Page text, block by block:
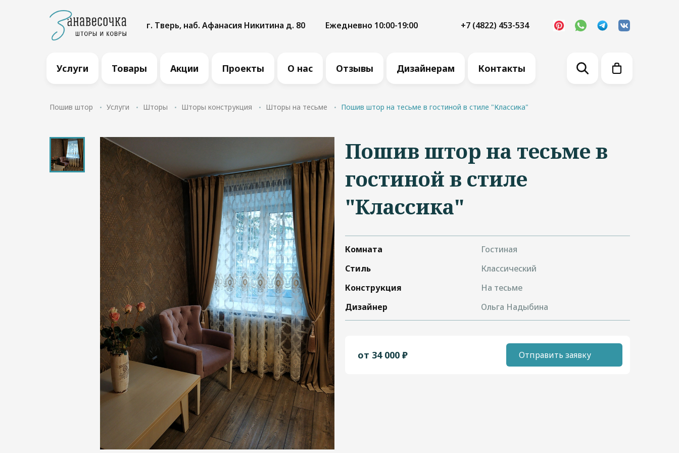
г. Тверь, наб. Афанасия Никитина д. 80 Ежедневно 10:00-19:00 +7 (4822) 453-534
Услуги Товары Акции Проекты О нас Отзывы Дизайнерам Контакты
Пошив штор Услуги Шторы Шторы конструкция Шторы на тесьме Пошив штор на тесьме в гостиной в стиле "Классика"
Пошив штор на тесьме в
гостиной в стиле
"Классика"
Комната
Гостиная
Стиль
Классический
Конструкция
На тесьме
Дизайнер
Ольга Надыбина
от 34 000 ₽ Отправить заявку